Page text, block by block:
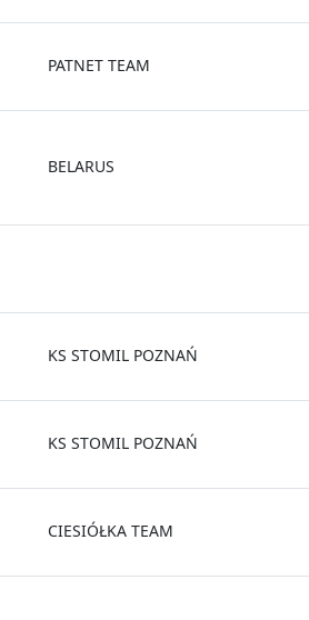
PATNET TEAM
BELARUS
KS STOMIL POZNAŃ
KS STOMIL POZNAŃ
CIESIÓŁKA TEAM